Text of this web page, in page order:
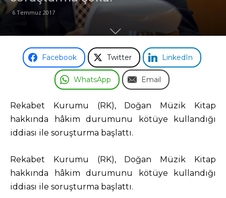
6 Temmuz 2017
Facebook Twitter LinkedIn
WhatsApp Email
Rekabet Kurumu (RK), Doğan Müzik Kitap
hakkında hâkim durumunu kötüye kullandığı
iddiası ile soruşturma başlattı.
Rekabet Kurumu (RK), Doğan Müzik Kitap
hakkında hâkim durumunu kötüye kullandığı
iddiası ile soruşturma başlattı.